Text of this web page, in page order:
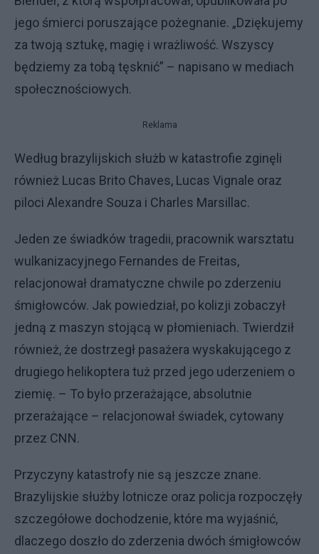
jego śmierci poruszające pożegnanie. „Dziękujemy
za twoją sztukę, magię i wrażliwość. Wszyscy
będziemy za tobą tęsknić” – napisano w mediach
społecznościowych.
Reklama
Według brazylijskich służb w katastrofie zginęli
również Lucas Brito Chaves, Lucas Vignale oraz
piloci Alexandre Souza i Charles Marsillac.
Jeden ze świadków tragedii, pracownik warsztatu
wulkanizacyjnego Fernandes de Freitas,
relacjonował dramatyczne chwile po zderzeniu
śmigłowców. Jak powiedział, po kolizji zobaczył
jedną z maszyn stojącą w płomieniach. Twierdził
również, że dostrzegł pasażera wyskakującego z
drugiego helikoptera tuż przed jego uderzeniem o
ziemię. – To było przerażające, absolutnie
przerażające – relacjonował świadek, cytowany
przez CNN.
Przyczyny katastrofy nie są jeszcze znane.
Brazylijskie służby lotnicze oraz policja rozpoczęły
szczegółowe dochodzenie, które ma wyjaśnić,
dlaczego doszło do zderzenia dwóch śmigłowców